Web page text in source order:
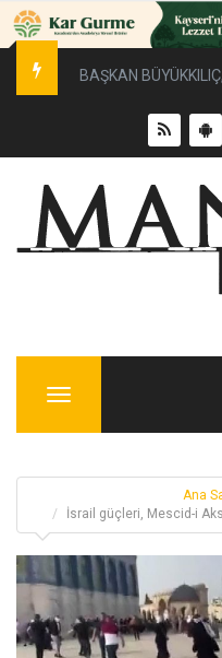
BAŞKAN
Menu
Ana
İsrail güçleri, Mescid-i